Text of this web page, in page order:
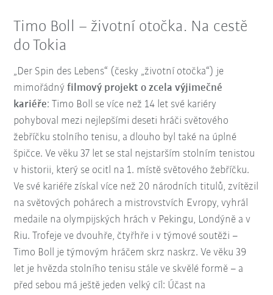
Timo Boll – životní otočka. Na cestě
do Tokia
„Der Spin des Lebens“ (česky „životní otočka“) je
mimořádnýfilmový projekt o zcela výjimečné
kariéře: Timo Boll se více než 14 let své kariéry
pohyboval mezi nejlepšími deseti hráči světového
žebříčku stolního tenisu, a dlouho byl také na úplné
špičce. Ve věku 37 let se stal nejstarším stolním tenistou
v historii, který se ocitl na 1. místě světového žebříčku.
Ve své kariéře získal více než 20 národních titulů, zvítězil
na světových pohárech a mistrovstvích Evropy, vyhrál
medaile na olympijských hrách v Pekingu, Londýně a v
Riu. Trofeje ve dvouhře, čtyřhře i v týmové soutěži –
Timo Boll je týmovým hráčem skrz naskrz. Ve věku 39
let je hvězda stolního tenisu stále ve skvělé formě – a
před sebou má ještě jeden velký cíl: Účast na